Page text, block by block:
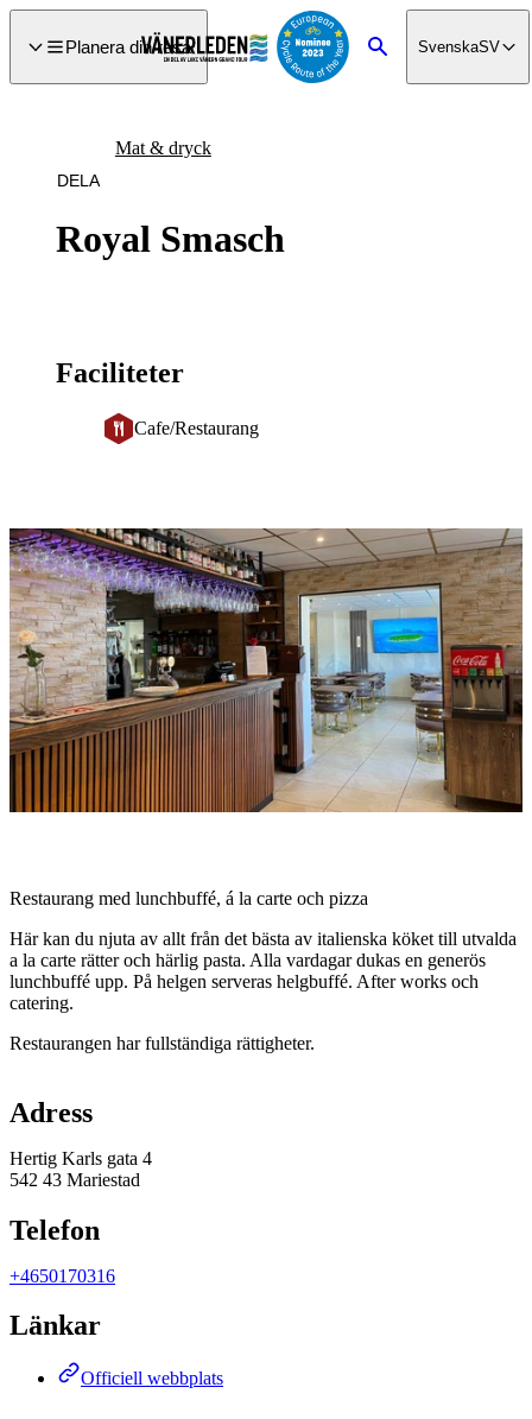
till
Planera din resa
Sök SvenskaSV
Royal Smasch
Mat & dryck
DELA
Faciliteter
Cafe/Restaurang
Bildspel
med
bilder
Restaurang med lunchbuffé, á la carte och pizza
Här kan du njuta av allt från det bästa av italienska köket till utvalda
a la carte rätter och härlig pasta. Alla vardagar dukas en generös
lunchbuffé upp. På helgen serveras helgbuffé. After works och
catering.
Restaurangen har fullständiga rättigheter.
Adress
Hertig Karls gata 4
542 43 Mariestad
Telefon
+4650170316
Länkar
Officiell webbplats